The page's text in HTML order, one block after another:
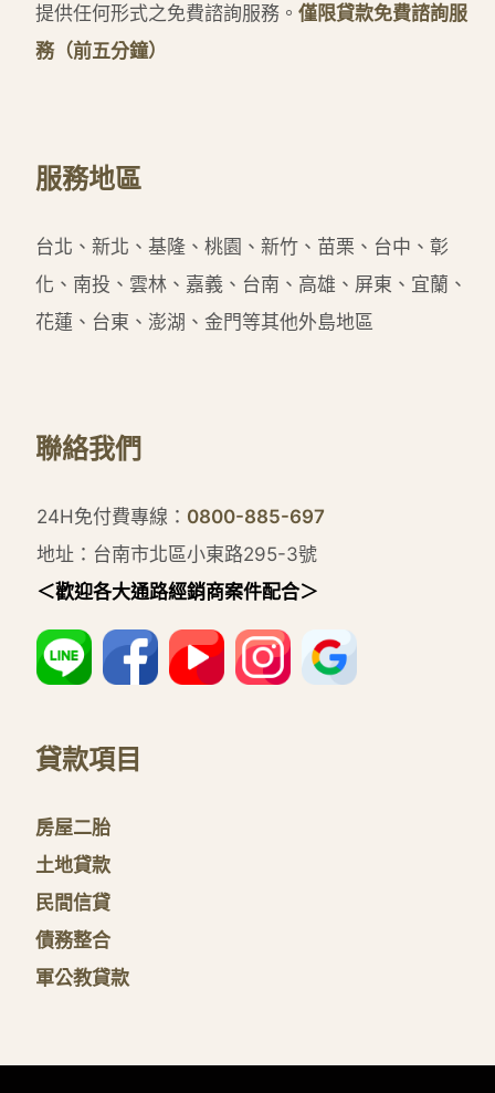
提供任何形式之免費諮詢服務。 僅限貸款免費諮詢服
務（前五分鐘）
服務地區
台北、新北、基隆、桃園、新竹、苗栗、台中、彰
化、南投、雲林、嘉義、台南、高雄、屏東、宜蘭、
花蓮、台東、澎湖、金門等其他外島地區
聯絡我們
24H免付費專線： 0800-885-697
地址：台南市北區小東路295-3號
＜歡迎各大通路經銷商案件配合＞
貸款項目
房屋二胎
土地貸款
民間信貸
債務整合
軍公教貸款